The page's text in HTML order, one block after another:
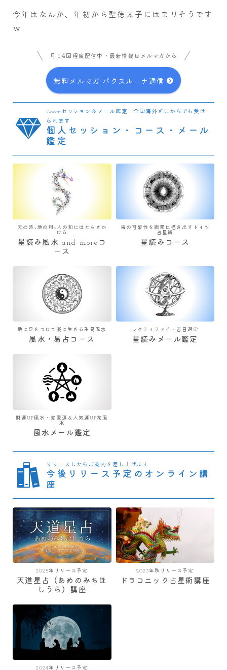
今年はなんか、年初から聖徳太子にはまりそうです
ｗ
月に4回程度配信中・最新情報はメルマガから
無料メルマガ パクスルーナ通信
Zoomセッション＆メール鑑定 全国海外どこからでも受け
られます
個人セッション・コース・メール
鑑定
天の時×地の利×人の和にはたらきか
ける
星読み風水 and moreコ
ース
魂の可能性を緻密に描き出すドイツ
占星術
星読みコース
地に足をつけて楽に生きる卍易風水
風水・易占コース
レクティファイ・吉日選定
星読みメール鑑定
財運UP風水・恋愛運＆人気運UP花風
水
風水メール鑑定
リリースしたらご案内を差し上げます
今後リリース予定のオンライン講
座
2025年リリース予定
天道星占（あめのみちほ
しうら）講座
2023年秋リリース予定
ドラコニック占星術講座
2024年リリース予定